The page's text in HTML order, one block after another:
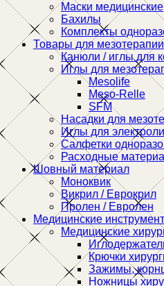
Маски медицинские
Бахилы
Комплекты
Товары для
Канюли / иглы для
Иглы для
Mesolife
Meso-Relle
SFM
Насадки для
Иглы для
Салфетки
Расходные
Шовный материал
Моноквик
Викрил / Еврокрил
Пролен / Евролен
Медицинские
Медицинские
Крючки
Зажимы,
Ножницы